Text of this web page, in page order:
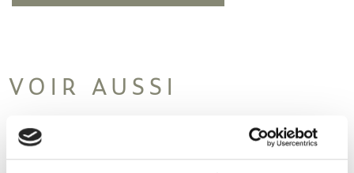
VOIR AUSSI
PARALOS LOYALTY PRIVILEGE